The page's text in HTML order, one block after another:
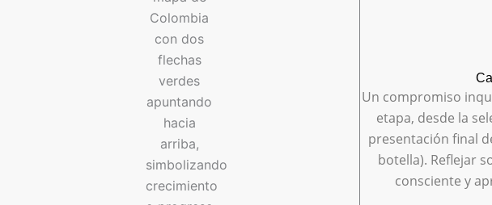
Un compromiso
etapa, desde la
presentación final
botella). Reflejar
consciente y